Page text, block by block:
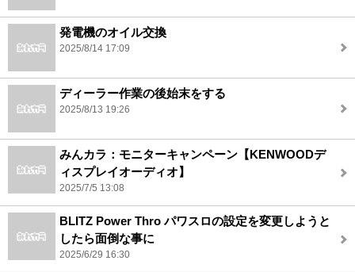
発電機のオイル交換
2025/8/14 17:09
ディーラー作業の後始末をする
2025/8/13 19:26
みんカラ：モニターキャンペーン【KENWOODデ
ィスプレイオーディオ】
2025/7/5 13:08
BLITZ Power Thro パワスロの設定を変更しようと
したら面倒な事に
2025/6/29 16:30